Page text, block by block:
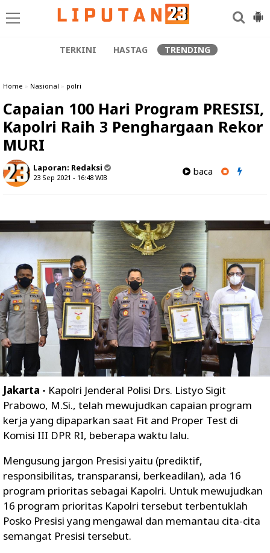
TERKINI HASTAG TRENDING
Home » Nasional » polri
Capaian 100 Hari Program PRESISI,
Kapolri Raih 3 Penghargaan Rekor
MURI
Laporan: Redaksi
23 Sep 2021 - 16:48 WIB
baca
Jakarta - Kapolri Jenderal Polisi Drs. Listyo Sigit
Prabowo, M.Si., telah mewujudkan capaian program
kerja yang dipaparkan saat Fit and Proper Test di
Komisi III DPR RI, beberapa waktu lalu.
Mengusung jargon Presisi yaitu (prediktif,
responsibilitas, transparansi, berkeadilan), ada 16
program prioritas sebagai Kapolri. Untuk mewujudkan
16 program prioritas Kapolri tersebut terbentuklah
Posko Presisi yang mengawal dan memantau cita-cita
semangat Presisi tersebut.